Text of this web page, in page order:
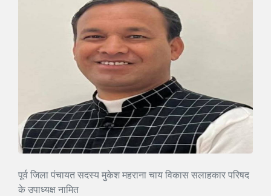
पूर्व जिला पंचायत सदस्य मुकेश महराना चाय विकास सलाहकार परिषद
के उपाध्यक्ष नामित